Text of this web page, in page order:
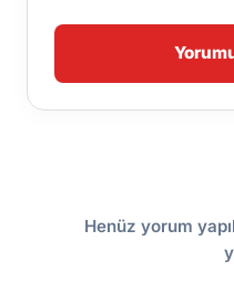
Henüz yorum